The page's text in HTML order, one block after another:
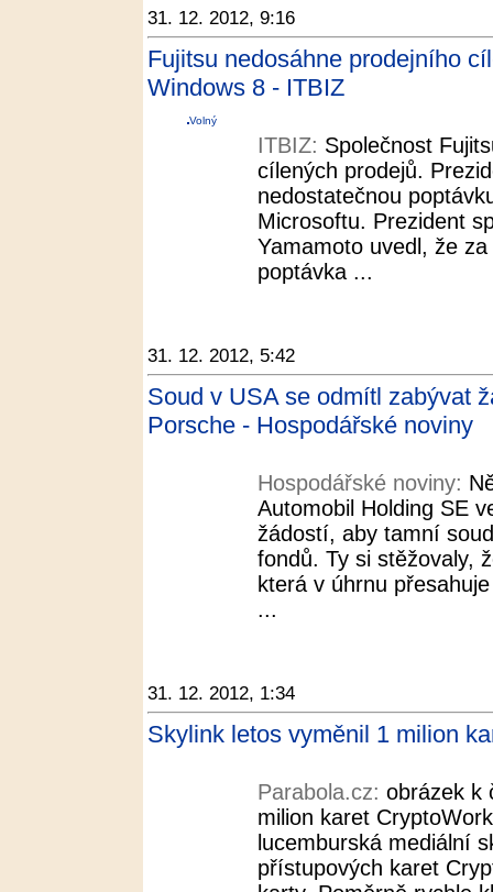
31. 12. 2012, 9:16
Fujitsu nedosáhne prodejního
Windows 8 - ITBIZ
Volný
ITBIZ: Společnost
cílených prodejů.
nedostatečnou
Microsoftu. Prezident
Yamamoto uvedl, že
poptávka ...
31. 12. 2012, 5:42
Soud v USA se odmítl zabývat
Porsche - Hospodářské noviny
Hospodářské noviny:
Automobil Holding SE
žádostí, aby tamní
fondů. Ty si stěžovaly,
která v úhrnu
...
31. 12. 2012, 1:34
Skylink letos vyměnil 1 milion
Parabola.cz: obrázek k
milion karet
lucemburská mediální
přístupových karet